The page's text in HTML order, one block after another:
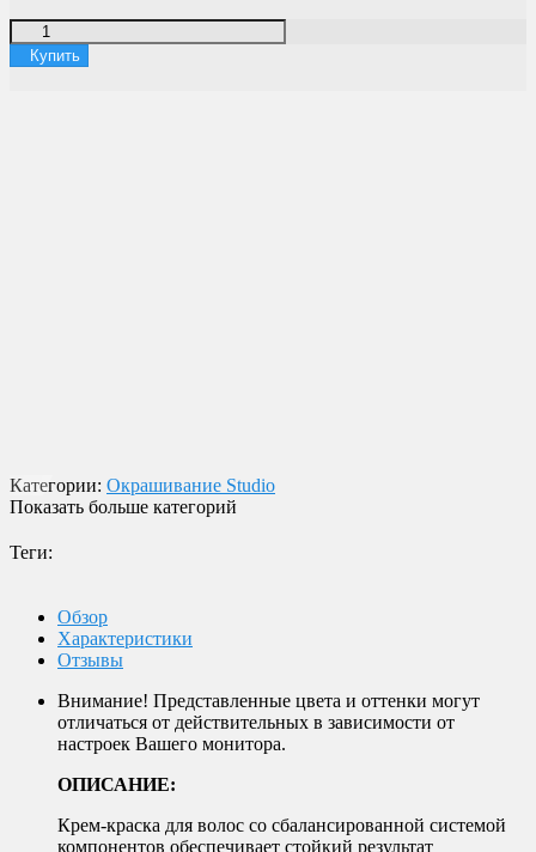
Купить
Категории: Окрашивание Studio
Показать больше категорий
Теги:
Обзор
Характеристики
Отзывы
Внимание! Представленные цвета и оттенки могут
отличаться от действительных в зависимости от
настроек Вашего монитора.
ОПИСАНИЕ:
Крем-краска для волос со сбалансированной системой
компонентов обеспечивает стойкий результат